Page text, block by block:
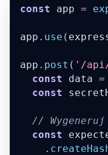
const app =
app . use (
app . post ( '/
const data =
const
//
const
.